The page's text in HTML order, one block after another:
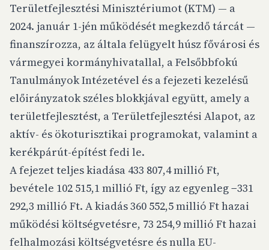
Területfejlesztési Minisztériumot (KTM) — a
2024. január 1-jén működését megkezdő tárcát —
finanszírozza, az általa felügyelt húsz fővárosi és
vármegyei kormányhivatallal, a Felsőbbfokú
Tanulmányok Intézetével és a fejezeti kezelésű
előirányzatok széles blokkjával együtt, amely a
területfejlesztést, a Területfejlesztési Alapot, az
aktív- és ökoturisztikai programokat, valamint a
kerékpárút-építést fedi le.
A fejezet teljes kiadása 433 807,4 millió Ft,
bevétele 102 515,1 millió Ft, így az egyenleg −331
292,3 millió Ft. A kiadás 360 552,5 millió Ft hazai
működési költségvetésre, 73 254,9 millió Ft hazai
felhalmozási költségvetésre és nulla EU-